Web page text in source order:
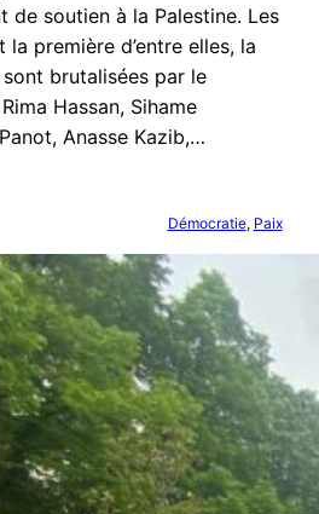
de soutien à la Palestine. Les
première d’entre elles, la
brutalisées par le
Hassan, Sihame
Anasse Kazib,…
Démocratie, Paix